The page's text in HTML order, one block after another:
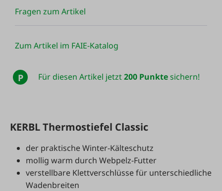
Fragen zum Artikel
Zum Artikel im FAIE-Katalog
P Für diesen Artikel jetzt200 Punktesichern!
KERBL Thermostiefel Classic
der praktische Winter-Kälteschutz
mollig warm durch Webpelz-Futter
verstellbare Klettverschlüsse für unterschiedliche
Wadenbreiten